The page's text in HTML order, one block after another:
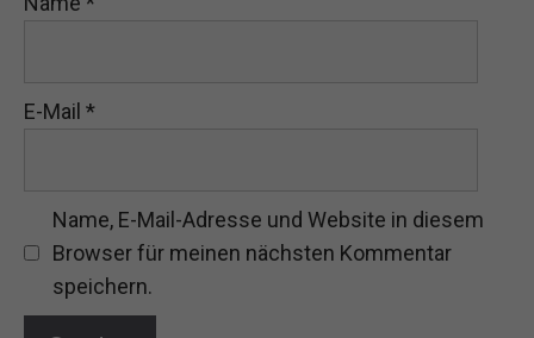
E-Mail *
Name, E-Mail-Adresse und Website in diesem
Browser für meinen nächsten Kommentar
speichern.